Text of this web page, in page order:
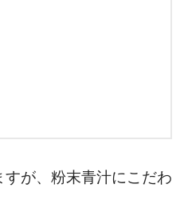
が、粉末青汁にこだわ